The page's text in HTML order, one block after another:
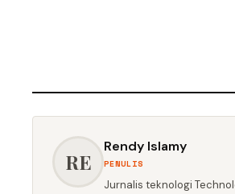
RE
Rendy Islamy
PENULIS
Jurnalis teknologi